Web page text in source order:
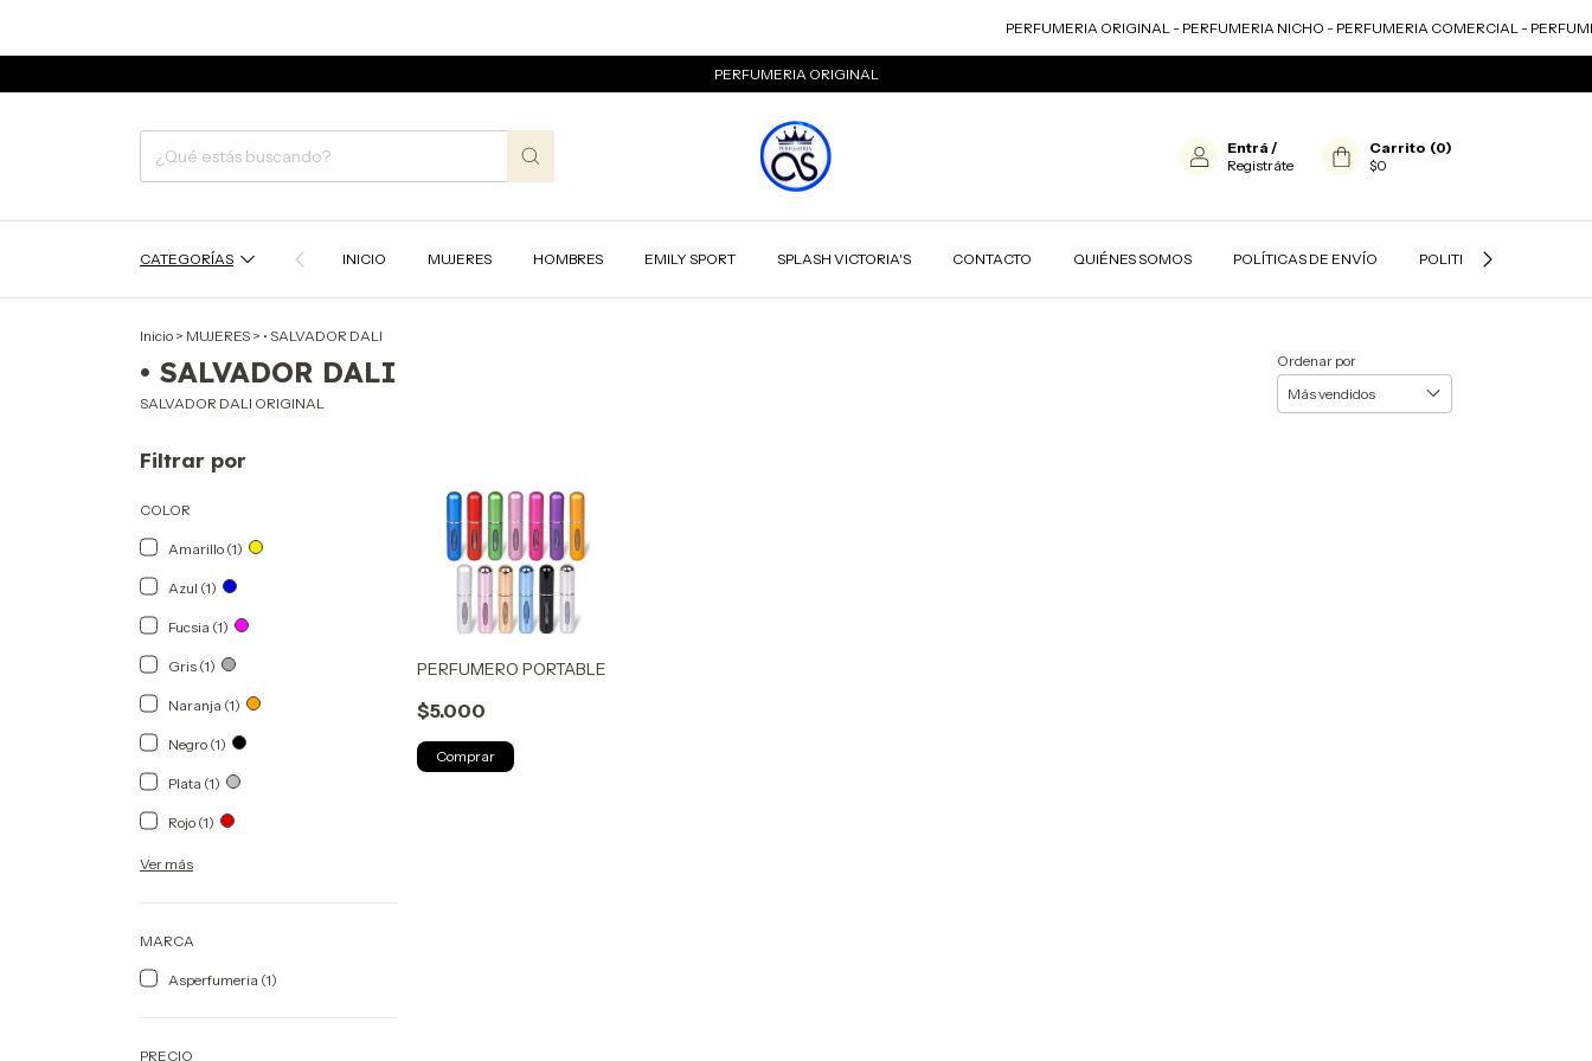
PERFUMERIA ORIGINAL - PERFUMERIA NICHO - PERFUMERIA COMERCIAL -
PERFUMERIA ORIGINAL
Entrá /
Registráte
Carrito (0)
$0
CATEGORÍAS INICIO MUJERES HOMBRES EMILY SPORT SPLASH VICTORIA'S CONTACTO QUIÉNES SOMOS POLÍTICAS DE ENVÍO POLITICAS DE
Inicio > MUJERES > • SALVADOR DALI
• SALVADOR DALI
SALVADOR DALI ORIGINAL
Ordenar por
Filtrar por
COLOR
Amarillo (1)
Azul (1)
Fucsia (1)
Gris (1)
Naranja (1)
Negro (1)
Plata (1)
Rojo (1)
Ver más
MARCA
Asperfumeria (1)
PRECIO
PERFUMERO PORTABLE
$5.000
Comprar